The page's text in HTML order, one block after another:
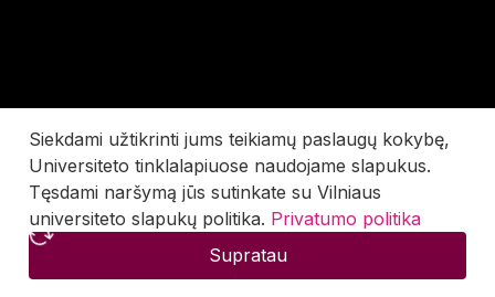
Siekdami užtikrinti jums teikiamų paslaugų kokybę,
Universiteto tinklalapiuose naudojame slapukus.
Tęsdami naršymą jūs sutinkate su Vilniaus
universiteto slapukų politika. Privatumo politika
Supratau